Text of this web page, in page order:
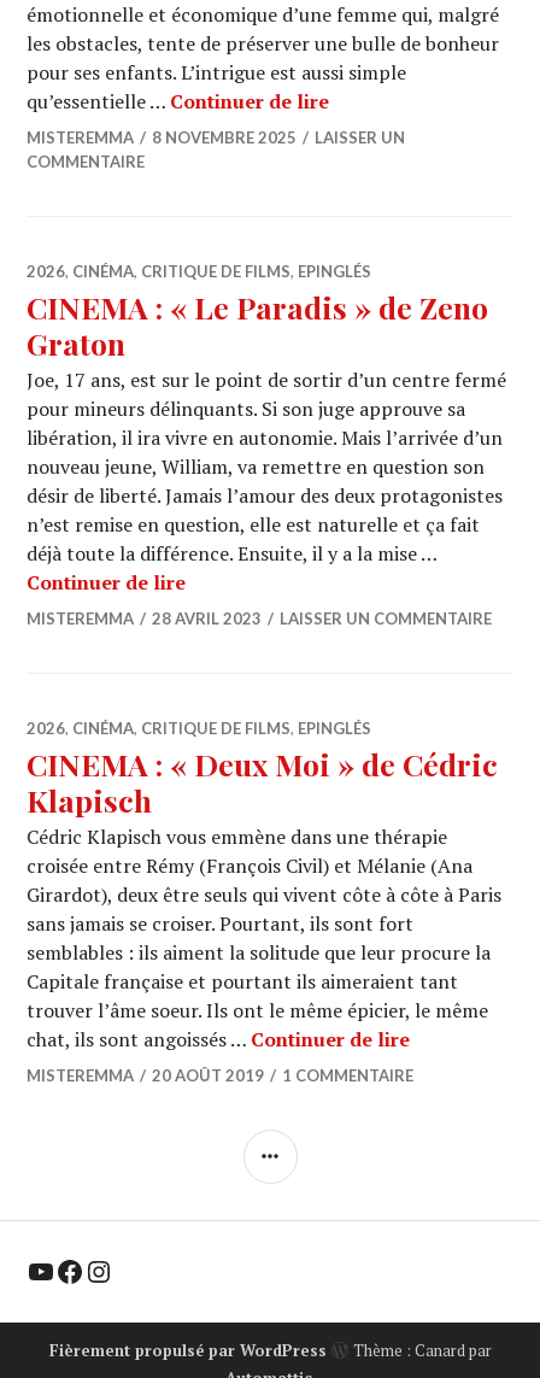
émotionnelle et économique d’une femme qui, malgré
les obstacles, tente de préserver une bulle de bonheur
pour ses enfants. L’intrigue est aussi simple
qu’essentielle … Continuer de lireCINEMA : « Six Jours,
MISTEREMMA 8 NOVEMBRE 2025
LAISSER UN
COMMENTAIRE
2026, CINÉMA, CRITIQUE DE FILMS, EPINGLÉS
CINEMA : « Le Paradis » de Zeno
Graton
Joe, 17 ans, est sur le point de sortir d’un centre fermé
pour mineurs délinquants. Si son juge approuve sa
libération, il ira vivre en autonomie. Mais l’arrivée d’un
nouveau jeune, William, va remettre en question son
désir de liberté. Jamais l’amour des deux protagonistes
n’est remise en question, elle est naturelle et ça fait
déjà toute la différence. Ensuite, il y a la mise …
Continuer de lireCINEMA : « Le Paradis » de Zeno
MISTEREMMA 28 AVRIL 2023 LAISSER UN COMMENTAIRE
2026, CINÉMA, CRITIQUE DE FILMS, EPINGLÉS
CINEMA : « Deux Moi » de Cédric
Klapisch
Cédric Klapisch vous emmène dans une thérapie
croisée entre Rémy (François Civil) et Mélanie (Ana
Girardot), deux être seuls qui vivent côte à côte à Paris
sans jamais se croiser. Pourtant, ils sont fort
semblables : ils aiment la solitude que leur procure la
Capitale française et pourtant ils aimeraient tant
trouver l’âme soeur. Ils ont le même épicier, le même
chat, ils sont angoissés … Continuer de lireCINEMA : «
MISTEREMMA 20 AOÛT 2019 1 COMMENTAIRE
COLONNE
YouTube Facebook Instagram
Fièrement propulsé par WordPress
Thème : Canard par